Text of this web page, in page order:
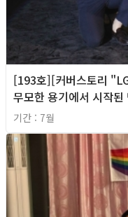
[193호][커버스토리
무모한 용기에서 시작된
기간 : 7월